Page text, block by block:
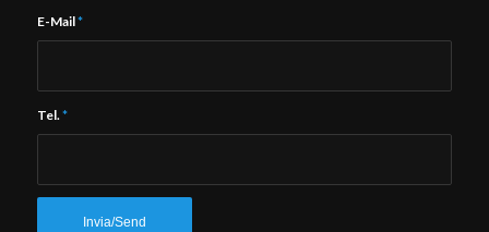
E-Mail*
Tel.*